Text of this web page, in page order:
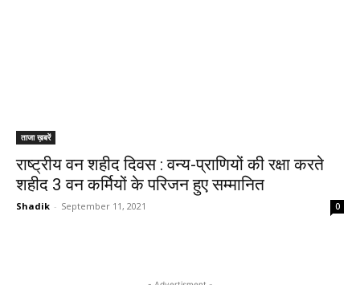
ताजा ख़बरें
राष्ट्रीय वन शहीद दिवस : वन्य-प्राणियों की रक्षा करते
शहीद 3 वन कर्मियों के परिजन हुए सम्मानित
Shadik - September 11, 2021 0